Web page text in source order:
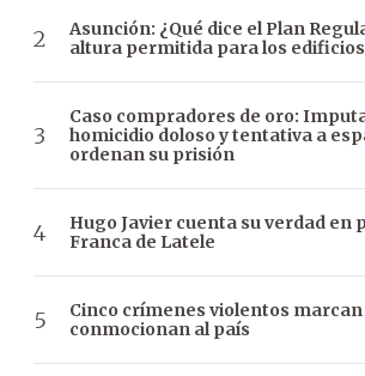
Asunción: ¿Qué dice el Plan
altura permitida para los
Caso compradores de oro:
homicidio doloso y tentativa a
ordenan su prisión
Hugo Javier cuenta su verdad en
Franca de Latele
Cinco crímenes violentos
conmocionan al país